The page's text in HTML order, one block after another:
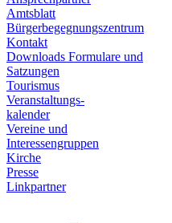
Amtsblatt
Bürgerbegegnungszentrum
Kontakt
Downloads Formulare und
Satzungen
Tourismus
Veranstaltungs-
kalender
Vereine und
Interessen­gruppen
Kirche
Presse
Linkpartner